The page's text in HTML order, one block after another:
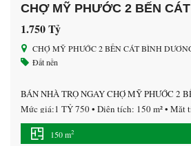
CHỢ MỸ PHƯỚC 2 BẾN
1.750 Tỷ
CHỢ MỸ PHƯỚC 2 BẾN CÁT BÌNH
Đất nền
BÁN NHÀ TRỌ NGAY CHỢ MỸ PHƯỚC 2
Mức giá:1 TỶ 750 • Diện tích: 150 m² • Mặt
đỏ thổ cư 100%. Cách Quốc Lộ 13 200m.
trong khu đô thị và KCN Mỹ Phước 2 dân […]
150 m2